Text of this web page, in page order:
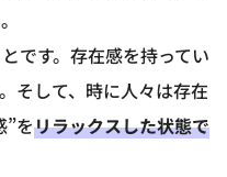
です。存在感を持ってい
そして、時に人々は存在
をリラックスした状態で